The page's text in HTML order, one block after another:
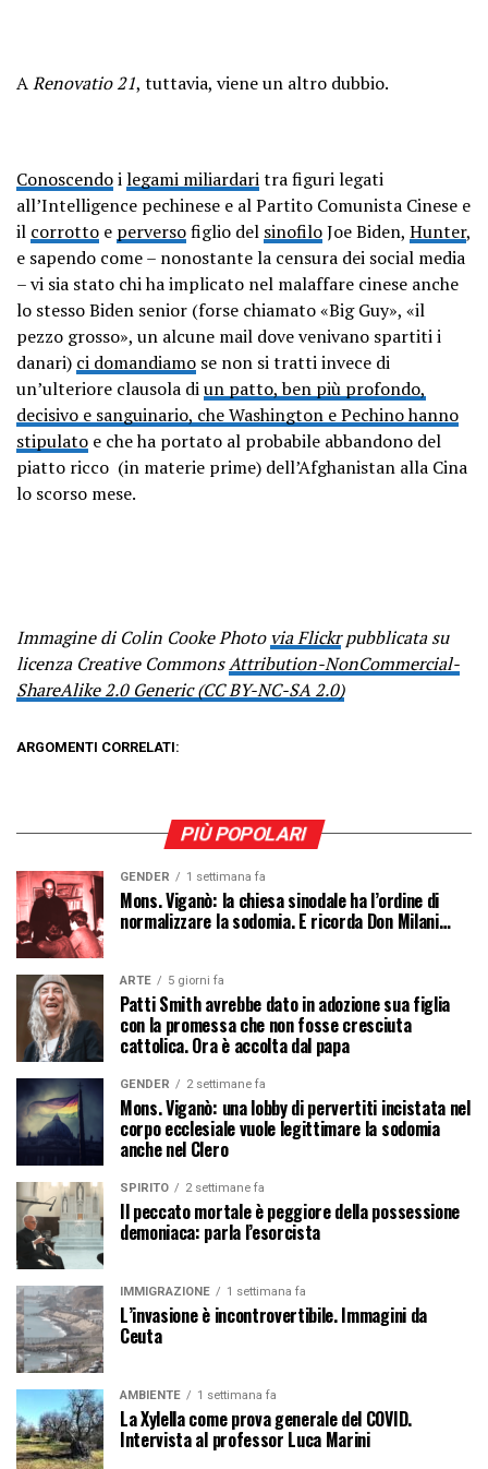
ARenovatio 21, tuttavia, viene un altro dubbio.
Conoscendoilegami miliardaritra figuri legati
all’Intelligence pechinese e al Partito Comunista Cinese e
il corrotto e perversofiglio del sinofiloJoe Biden, Hunter,
e sapendo come – nonostante la censura dei social media
– vi sia stato chi ha implicato nel malaffare cinese anche
lo stesso Biden senior (forse chiamato «Big Guy», «il
pezzo grosso», un alcune mail dove venivano spartiti i
danari) ci domandiamo se non si tratti invece di
un’ulteriore clausola diun patto, ben più profondo,
decisivo e sanguinario, che Washington e Pechino hanno
stipulato e che ha portato al probabile abbandono del
piatto ricco (in materie prime) dell’Afghanistan alla Cina
lo scorso mese.
Immagine di Colin Cooke Photovia Flickrpubblicata su
licenza Creative CommonsAttribution-NonCommercial-
ShareAlike 2.0 Generic (CC BY-NC-SA 2.0)
ARGOMENTI CORRELATI:
PIÙ POPOLARI
GENDER 1 settimana fa
Mons. Viganò: la chiesa sinodale ha l’ordine di
normalizzare la sodomia. E ricorda Don Milani…
ARTE 5 giorni fa
Patti Smith avrebbe dato in adozione sua figlia
con la promessa che non fosse cresciuta
cattolica. Ora è accolta dal papa
GENDER 2 settimane fa
Mons. Viganò: una lobby di pervertiti incistata nel
corpo ecclesiale vuole legittimare la sodomia
anche nel Clero
SPIRITO 2 settimane fa
Il peccato mortale è peggiore della possessione
demoniaca: parla l’esorcista
IMMIGRAZIONE 1 settimana fa
L’invasione è incontrovertibile. Immagini da
Ceuta
AMBIENTE 1 settimana fa
La Xylella come prova generale del COVID.
Intervista al professor Luca Marini